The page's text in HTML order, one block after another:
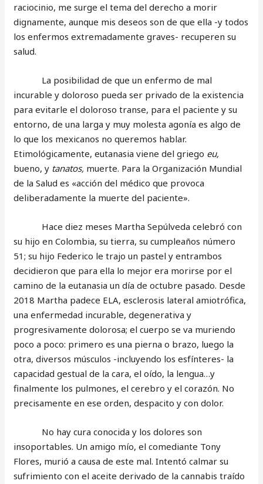
raciocinio, me surge el tema del derecho a morir
dignamente, aunque mis deseos son de que ella -y todos
los enfermos extremadamente graves- recuperen su
salud.
La posibilidad de que un enfermo de mal
incurable y doloroso pueda ser privado de la existencia
para evitarle el doloroso transe, para el paciente y su
entorno, de una larga y muy molesta agonía es algo de
lo que los mexicanos no queremos hablar.
Etimológicamente, eutanasia viene del griego eu,
bueno, y tanatos, muerte. Para la Organización Mundial
de la Salud es «acción del médico que provoca
deliberadamente la muerte del paciente».
Hace diez meses Martha Sepúlveda celebró con
su hijo en Colombia, su tierra, su cumpleaños número
51; su hijo Federico le trajo un pastel y entrambos
decidieron que para ella lo mejor era morirse por el
camino de la eutanasia un día de octubre pasado. Desde
2018 Martha padece ELA, esclerosis lateral amiotrófica,
una enfermedad incurable, degenerativa y
progresivamente dolorosa; el cuerpo se va muriendo
poco a poco: primero es una pierna o brazo, luego la
otra, diversos músculos -incluyendo los esfínteres- la
capacidad gestual de la cara, el oído, la lengua…y
finalmente los pulmones, el cerebro y el corazón. No
precisamente en ese orden, despacito y con dolor.
No hay cura conocida y los dolores son
insoportables. Un amigo mío, el comediante Tony
Flores, murió a causa de este mal. Intentó calmar su
sufrimiento con el aceite derivado de la cannabis traído